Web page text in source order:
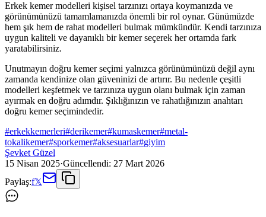
Erkek kemer modelleri kişisel tarzınızı ortaya koymanızda ve
görünümünüzü tamamlamanızda önemli bir rol oynar. Günümüzde
hem şık hem de rahat modelleri bulmak mümkündür. Kendi tarzınıza
uygun kaliteli ve dayanıklı bir kemer seçerek her ortamda fark
yaratabilirsiniz.
Unutmayın doğru kemer seçimi yalnızca görünümünüzü değil aynı
zamanda kendinize olan güveninizi de artırır. Bu nedenle çeşitli
modelleri keşfetmek ve tarzınıza uygun olanı bulmak için zaman
ayırmak en doğru adımdır. Şıklığınızın ve rahatlığınızın anahtarı
doğru kemer seçimindedir.
#erkekkemerleri#derikemer#kumaskemer#metal-
tokalikemer#sporkemer#aksesuarlar#giyim
Şevket Güzel
15 Nisan 2025·Güncellendi: 27 Mart 2026
Paylaş:f𝕏